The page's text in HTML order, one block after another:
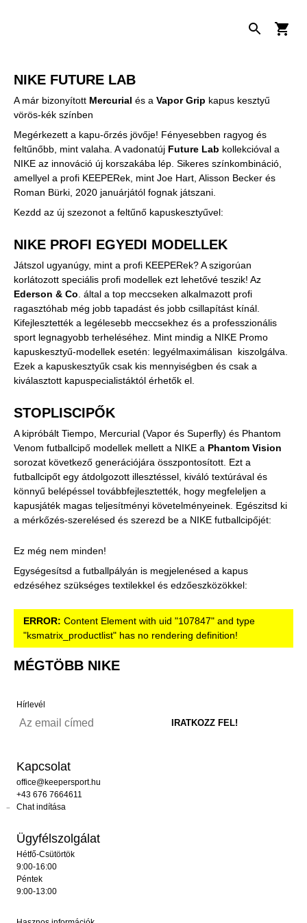
NIKE FUTURE LAB
A már bizonyított Mercurial és a Vapor Grip kapus kesztyű
vörös-kék színben
Megérkezett a kapu-őrzés jövője! Fényesebben ragyog és
feltűnőbb, mint valaha. A vadonatúj Future Lab kollekcióval a
NIKE az innováció új korszakába lép. Sikeres színkombináció,
amellyel a profi KEEPERek, mint Joe Hart, Alisson Becker és
Roman Bürki, 2020 januárjától fognak játszani.
Kezdd az új szezonot a feltűnő kapuskesztyűvel:
NIKE PROFI EGYEDI MODELLEK
Játszol ugyanúgy, mint a profi KEEPERek? A szigorúan
korlátozott speciális profi modellek ezt lehetővé teszik! Az
Ederson & Co . által a top meccseken alkalmazott profi
ragasztóhab még jobb tapadást és jobb csillapítást kínál.
Kifejlesztették a legélesebb meccsekhez és a professzionális
sport legnagyobb terheléséhez. Mint mindig a NIKE Promo
kapuskesztyű-modellek esetén: legyélmaximálisan kiszolgálva.
Ezek a kapuskesztyűk csak kis mennyiségben és csak a
kiválasztott kapuspecialistáktól érhetők el.
STOPLISCIPŐK
A kipróbált Tiempo, Mercurial (Vapor és Superfly) és Phantom
Venom futballcipő modellek mellett a NIKE a Phantom Vision
sorozat következő generációjára összpontosított. Ezt a
futballcipőt egy átdolgozott illesztéssel, kiváló textúrával és
könnyű belépéssel továbbfejlesztették, hogy megfeleljen a
kapusjáték magas teljesítményi követelményeinek. Egészitsd ki
a mérkőzés-szerelésed és szerezd be a NIKE futballcipőjét:
Ez még nem minden!
Egységesítsd a futballpályán is megjelenésed a kapus
edzéséhez szükséges textilekkel és edzőeszközökkel:
ERROR: Content Element with uid "107847" and type
"ksmatrix_productlist" has no rendering definition!
MÉGTÖBB NIKE
Hírlevél
Kapcsolat
office@keepersport.hu
+43 676 7664611
Chat indítása
Ügyfélszolgálat
Hétfő-Csütörtök
9:00-16:00
Péntek
9:00-13:00